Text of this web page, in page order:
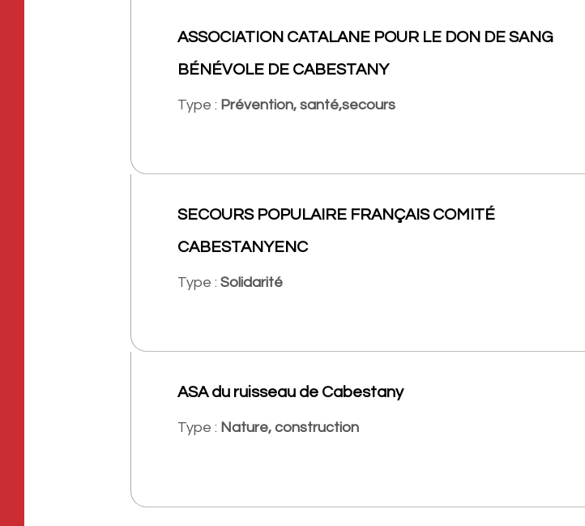
ASSOCIATION CATALANE POUR LE DON DE SANG
BÉNÉVOLE DE CABESTANY
Type : Prévention, santé,secours
SECOURS POPULAIRE FRANÇAIS COMITÉ
CABESTANYENC
Type : Solidarité
ASA du ruisseau de Cabestany
Type : Nature, construction